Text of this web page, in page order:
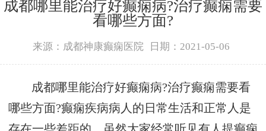
​成都哪里能治疗好癫痫病?治疗癫痫需要
看哪些方面?
来源：成都神康癫痫医院 日期：2021-05-06
成都哪里能治疗好癫痫病?治疗癫痫需要看
哪些方面?癫痫疾病病人的日常生活和正常人是